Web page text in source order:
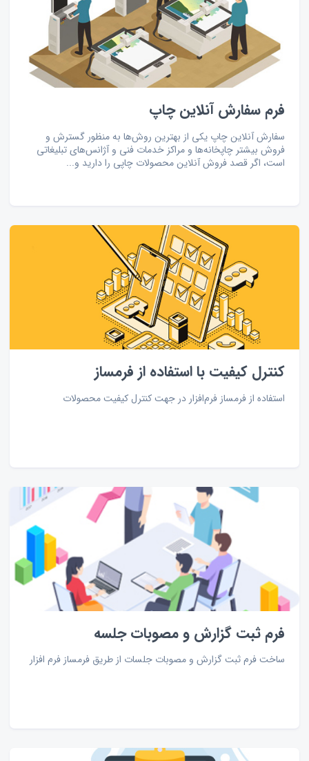
فرم سفارش آنلاین چاپ
سفارش آنلاین چاپ یکی از بهترین روش‌ها به منظور گسترش و
فروش بیشتر چاپخانه‌ها و مراکز خدمات فنی و آژانس‌های تبلیغاتی
است، اگر قصد فروش آنلاین محصولات چاپی را دارید و...
کنترل کیفیت با استفاده از فرمساز
استفاده از فرمساز فرم‌افزار در جهت کنترل کیفیت محصولات
فرم ثبت گزارش و مصوبات جلسه
ساخت فرم ثبت گزارش و مصوبات جلسات از طریق فرمساز فرم افزار